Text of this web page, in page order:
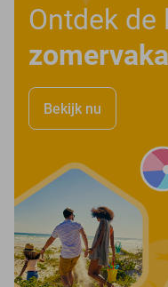
Ontdek de
Bekijk nu